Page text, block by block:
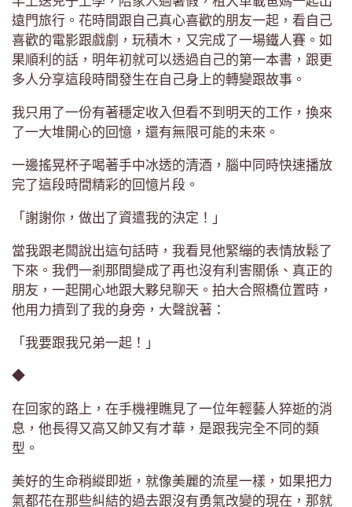
遠門旅行。花時間跟自己真心喜歡的朋友一起，看自己
喜歡的電影跟戲劇，玩積木，又完成了一場鐵人賽。如
果順利的話，明年初就可以透過自己的第一本書，跟更
多人分享這段時間發生在自己身上的轉變跟故事。
我只用了一份有著穩定收入但看不到明天的工作，換來
了一大堆開心的回憶，還有無限可能的未來。
一邊搖晃杯子喝著手中冰透的清酒，腦中同時快速播放
完了這段時間精彩的回憶片段。
「謝謝你，做出了資遣我的決定！」
當我跟老闆說出這句話時，我看見他緊繃的表情放鬆了
下來。我們一剎那間變成了再也沒有利害關係、真正的
朋友，一起開心地跟大夥兒聊天。拍大合照橋位置時，
他用力擠到了我的身旁，大聲說著：
「我要跟我兄弟一起！」
◆
在回家的路上，在手機裡瞧見了一位年輕藝人猝逝的消
息，他長得又高又帥又有才華，是跟我完全不同的類
型。
美好的生命稍縱即逝，就像美麗的流星一樣，如果把力
氣都花在那些糾結的過去跟沒有勇氣改變的現在，那就